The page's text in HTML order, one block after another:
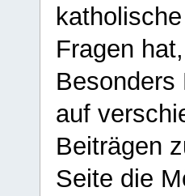
Fragen
Besonders
auf
Beiträgen
Seite die